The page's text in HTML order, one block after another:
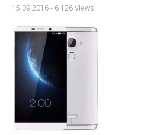
15.09.2016- 6 126 Views